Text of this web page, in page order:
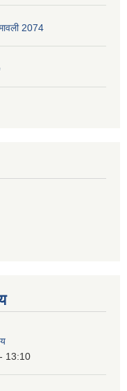
2074
13:10